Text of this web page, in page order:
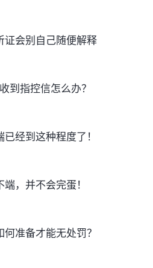
证会别自己随便解释
到指控信怎么办？
经到这种程度了！
，并不会完蛋！
准备才能无处罚？